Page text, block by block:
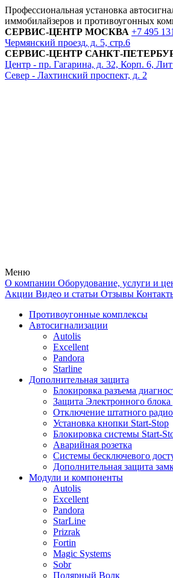
Профессиональная установка
иммобилайзеров и противоугонных
СЕРВИС-ЦЕНТР МОСКВА +7 495
Чермянский проезд, д. 5, стр.6
СЕРВИС-ЦЕНТР САНКТ-
Центр - пр. Гагарина, д. 32, Корп. 6,
Север - Лахтинский проспект, д. 2
Меню
О компании Оборудование, услуги и
Акции Видео и статьи Отзывы
Противоугонные комплексы
Автосигнализации
Autolis
Excellent
Pandora
Starline
Дополнительная защита
Блокировка разъема
Защита Электронного блока
Отключение штатного
Установка кнопки Start-Stop
Блокировка системы Start-
Аварийная розетка
Системы бесключевого
Дополнительная защита
Модули и компоненты
Autolis
Excellent
Pandora
StarLine
Prizrak
Fortin
Magic Systems
Sobr
Полярный Волк